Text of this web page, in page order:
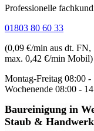
Professionelle
01803 80 60 33
(0,09 €/min aus dt. FN,
max. 0,42 €/min Mobil)
Montag-Freitag 08:00 -
Wochenende 08:00 -
Baureinigung in
Staub &